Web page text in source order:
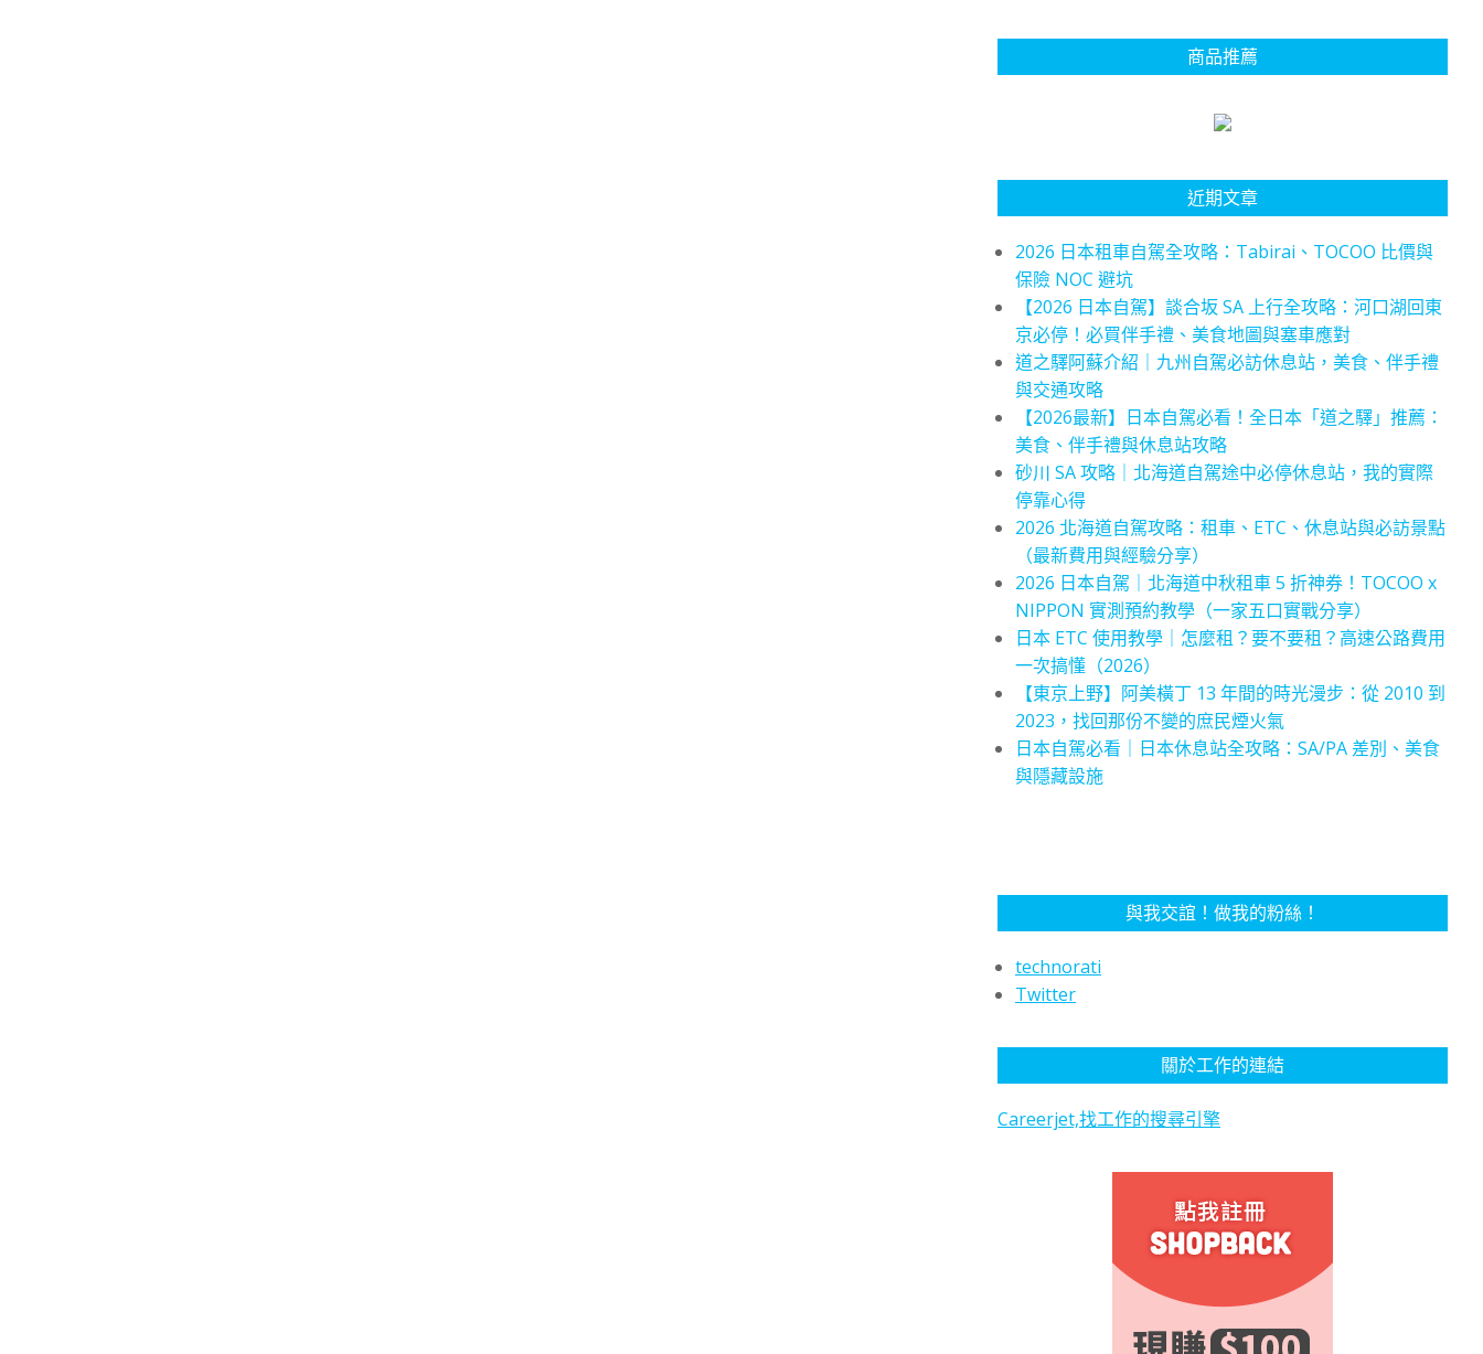
商品推薦
近期文章
2026 日本租車自駕全攻略：Tabirai、TOCOO 比價與
保險 NOC 避坑
【2026 日本自駕】談合坂 SA 上行全攻略：河口湖回東
京必停！必買伴手禮、美食地圖與塞車應對
道之驛阿蘇介紹｜九州自駕必訪休息站，美食、伴手禮
與交通攻略
【2026最新】日本自駕必看！全日本「道之驛」推薦：
美食、伴手禮與休息站攻略
砂川 SA 攻略｜北海道自駕途中必停休息站，我的實際
停靠心得
2026 北海道自駕攻略：租車、ETC、休息站與必訪景點
（最新費用與經驗分享）
2026 日本自駕｜北海道中秋租車 5 折神券！TOCOO x
NIPPON 實測預約教學（一家五口實戰分享）
日本 ETC 使用教學｜怎麼租？要不要租？高速公路費用
一次搞懂（2026）
【東京上野】阿美橫丁 13 年間的時光漫步：從 2010 到
2023，找回那份不變的庶民煙火氣
日本自駕必看｜日本休息站全攻略：SA/PA 差別、美食
與隱藏設施
與我交誼！做我的粉絲！
technorati
Twitter
關於工作的連結
Careerjet,找工作的搜尋引擎